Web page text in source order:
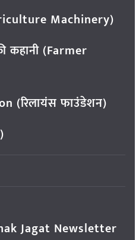
Machinery)
कहानी (Farmer
(रिलायंस फाउंडेशन)
Jagat Newsletter